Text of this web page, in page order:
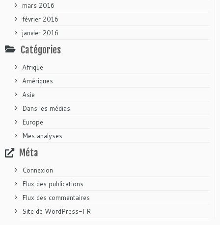
mars 2016
février 2016
janvier 2016
Catégories
Afrique
Amériques
Asie
Dans les médias
Europe
Mes analyses
Méta
Connexion
Flux des publications
Flux des commentaires
Site de WordPress-FR